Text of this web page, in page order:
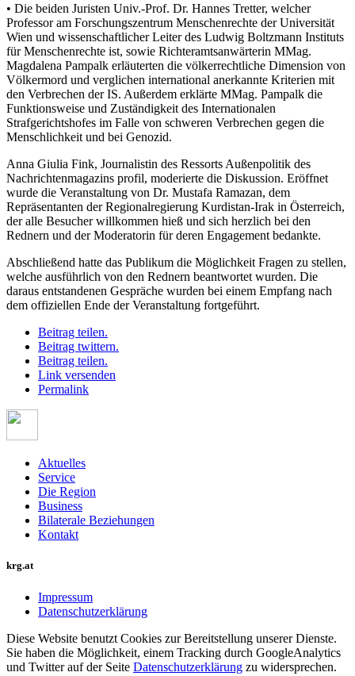
• Die beiden Juristen Univ.-Prof. Dr. Hannes Tretter, welcher
Professor am Forschungszentrum Menschenrechte der Universität
Wien und wissenschaftlicher Leiter des Ludwig Boltzmann Instituts
für Menschenrechte ist, sowie Richteramtsanwärterin MMag.
Magdalena Pampalk erläuterten die völkerrechtliche Dimension von
Völkermord und verglichen international anerkannte Kriterien mit
den Verbrechen der IS. Außerdem erklärte MMag. Pampalk die
Funktionsweise und Zuständigkeit des Internationalen
Strafgerichtshofes im Falle von schweren Verbrechen gegen die
Menschlichkeit und bei Genozid.
Anna Giulia Fink, Journalistin des Ressorts Außenpolitik des
Nachrichtenmagazins profil, moderierte die Diskussion. Eröffnet
wurde die Veranstaltung von Dr. Mustafa Ramazan, dem
Repräsentanten der Regionalregierung Kurdistan-Irak in Österreich,
der alle Besucher willkommen hieß und sich herzlich bei den
Rednern und der Moderatorin für deren Engagement bedankte.
Abschließend hatte das Publikum die Möglichkeit Fragen zu stellen,
welche ausführlich von den Rednern beantwortet wurden. Die
daraus entstandenen Gespräche wurden bei einem Empfang nach
dem offiziellen Ende der Veranstaltung fortgeführt.
Beitrag teilen.
Beitrag twittern.
Beitrag teilen.
Link versenden
Permalink
Aktuelles
Service
Die Region
Business
Bilaterale Beziehungen
Kontakt
krg.at
Impressum
Datenschutzerklärung
Diese Website benutzt Cookies zur Bereitstellung unserer Dienste.
Sie haben die Möglichkeit, einem Tracking durch GoogleAnalytics
und Twitter auf der Seite Datenschutzerklärung zu widersprechen.